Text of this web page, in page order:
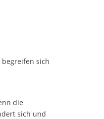
sich
die
sich und